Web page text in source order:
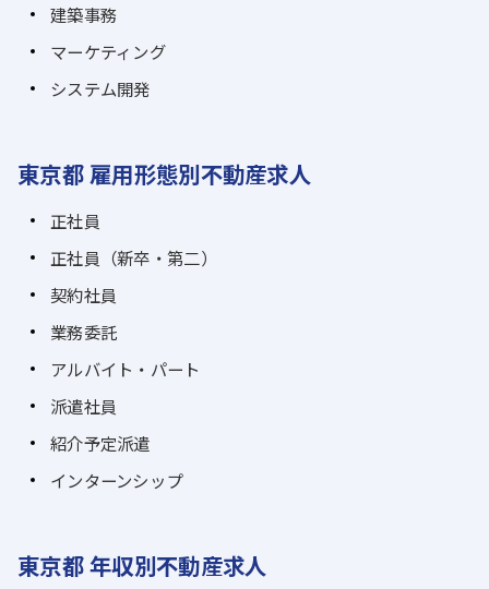
建築事務
マーケティング
システム開発
東京都 雇用形態別不動産求人
正社員
正社員（新卒・第二）
契約社員
業務委託
アルバイト・パート
派遣社員
紹介予定派遣
インターンシップ
東京都 年収別不動産求人